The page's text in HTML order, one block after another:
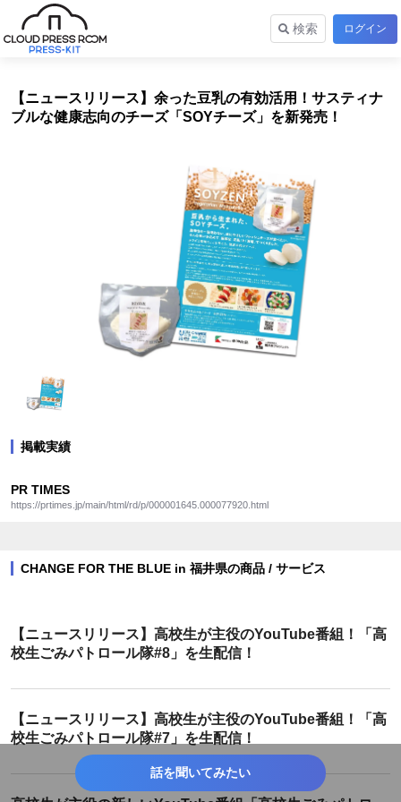
検索 ログイン
【ニュースリリース】余った豆乳の有効活用！サスティナ
ブルな健康志向のチーズ「SOYチーズ」を新発売！
掲載実績
PR TIMES
https://prtimes.jp/main/html/rd/p/000001645.000077920.html
CHANGE FOR THE BLUE in 福井県の商品 / サービス
【ニュースリリース】高校生が主役のYouTube番組！「高
校生ごみパトロール隊#8」を生配信！
【ニュースリリース】高校生が主役のYouTube番組！「高
校生ごみパトロール隊#7」を生配信！
話を聞いてみたい